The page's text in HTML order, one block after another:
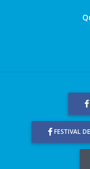
FESTIVAL